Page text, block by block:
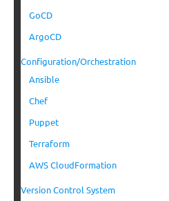
GoCD
ArgoCD
Configuration/Orchestration
Ansible
Chef
Puppet
Terraform
AWS CloudFormation
Version Control System